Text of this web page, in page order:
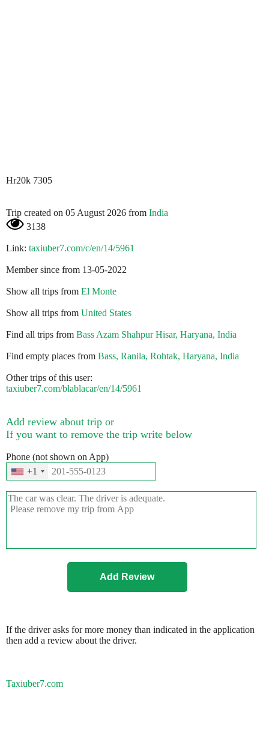
Hr20k 7305
Trip created on 05 August 2026 from India
3138
Link: taxiuber7.com/c/en/14/5961
Member since from 13-05-2022
Show all trips from El Monte
Show all trips from United States
Find all trips from Bass Azam Shahpur Hisar, Haryana, India
Find empty places from Bass, Ranila, Rohtak, Haryana, India
Other trips of this user:
taxiuber7.com/blablacar/en/14/5961
Add review about trip or
If you want to remove the trip write below
Phone (not shown on App)
+1
If the driver asks for more money than indicated in the application
then add a review about the driver.
Taxiuber7.com